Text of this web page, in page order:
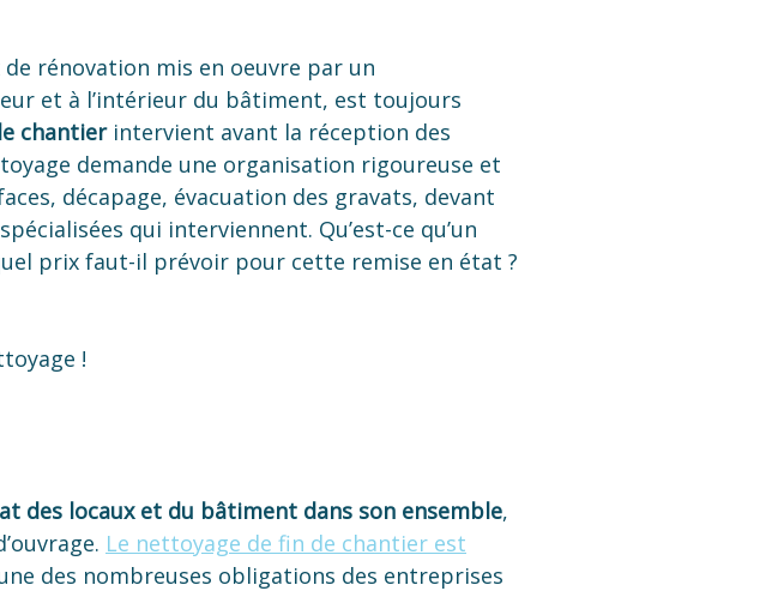
de rénovation mis en oeuvre par un
et à l’intérieur du bâtiment, est toujours
chantierintervient avant la réception des
demande une organisation rigoureuse et
décapage, évacuation des gravats, devant
qui interviennent. Qu’est-ce qu’un
prix faut-il prévoir pour cette remise en état ?
!
des locaux et du bâtiment dans son ensemble,
Le nettoyage de fin de chantier est
des nombreuses obligations des entreprises